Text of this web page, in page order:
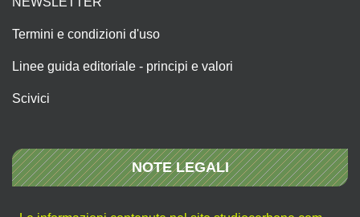
Termini e condizioni d'uso
Linee guida editoriale - principi e valori
Scivici
NOTE LEGALI